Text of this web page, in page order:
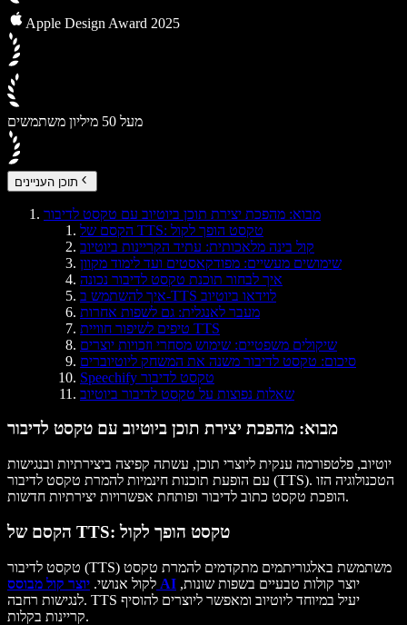
Apple Design Award 2025
מעל 50 מיליון משתמשים
תוכן העניינים
מבוא: מהפכת יצירת תוכן ביוטיוב עם טקסט לדיבור
הקסם של TTS: טקסט הופך לקול
קול בינה מלאכותית: עתיד הקריינות ביוטיוב
שימושים מעשיים: מפודקאסטים ועד לימוד מקוון
איך לבחור תוכנת טקסט לדיבור נכונה
איך להשתמש ב-TTS לוידאו ביוטיוב
מעבר לאנגלית: גם לשפות אחרות
טיפים לשיפור חוויית TTS
שיקולים משפטיים: שימוש מסחרי וזכויות יוצרים
סיכום: טקסט לדיבור משנה את המשחק ליוטיוברים
Speechify טקסט לדיבור
שאלות נפוצות על טקסט לדיבור ביוטיוב
מבוא: מהפכת יצירת תוכן ביוטיוב עם טקסט לדיבור
יוטיוב, פלטפורמה ענקית ליוצרי תוכן, עשתה קפיצה ביצירתיות ובנגישות
עם הופעת תוכנות חינמיות להמרת טקסט לדיבור (TTS). הטכנולוגיה הזו
הופכת טקסט כתוב לדיבור ופותחת אפשרויות יצירתיות חדשות.
הקסם של TTS: טקסט הופך לקול
טקסט לדיבור (TTS) משתמשת באלגוריתמים מתקדמים להמרת טקסט
לקול אנושי. יוצר קול מבוסס AI יוצר קולות טבעיים בשפות שונות,
לנגישות רחבה. TTS יעיל במיוחד ליוטיוב ומאפשר ליוצרים להוסיף
קריינותבקלות.